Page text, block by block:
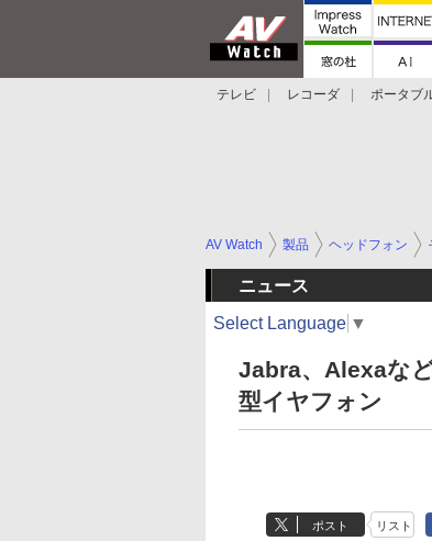
テレビ レコーダ ポータブ
AV Watch 製品 ヘッドフォン
ニュース
Select Language ▼
Jabra、Alexaな
型イヤフォン
ポスト リスト